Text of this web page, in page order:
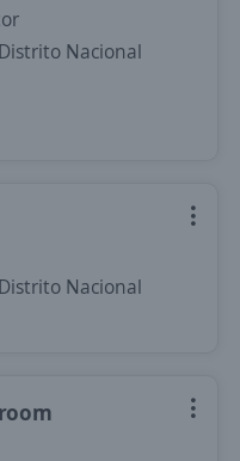
Nacional
Nacional